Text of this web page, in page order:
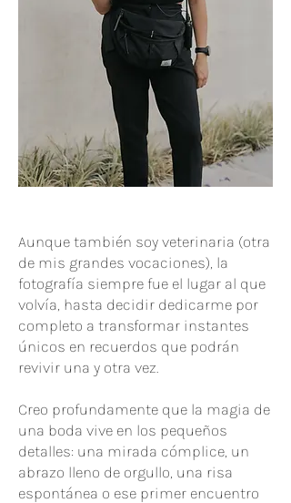
Aunque también soy veterinaria (otra
de mis grandes vocaciones), la
fotografía siempre fue el lugar al que
volvía, hasta decidir dedicarme por
completo a transformar instantes
únicos en recuerdos que podrán
revivir una y otra vez.
Creo profundamente que la magia de
una boda vive en los pequeños
detalles: una mirada cómplice, un
abrazo lleno de orgullo, una risa
espontánea o ese primer encuentro